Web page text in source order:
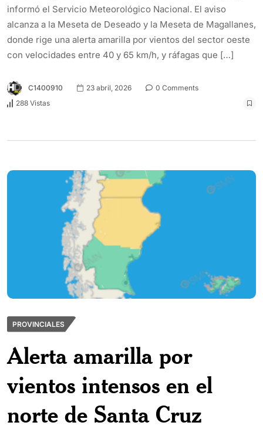
informó el Servicio Meteorológico Nacional. El aviso
alcanza a la Meseta de Deseado y la Meseta de Magallanes,
donde rige una alerta amarilla por vientos del sector oeste
con velocidades entre 40 y 65 km/h, y ráfagas que […]
C1400910 23 abril, 2026
0 Comments
288 Vistas
PROVINCIALES
Alerta amarilla por
vientos intensos en el
norte de Santa Cruz